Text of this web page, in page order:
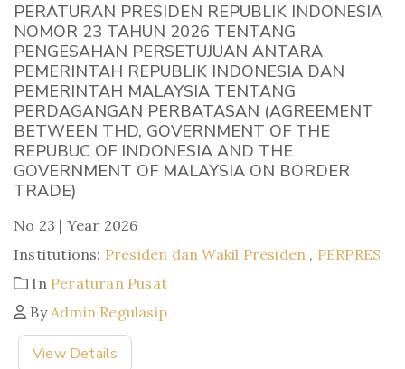
PERATURAN PRESIDEN REPUBLIK INDONESIA
NOMOR 23 TAHUN 2026 TENTANG
PENGESAHAN PERSETUJUAN ANTARA
PEMERINTAH REPUBLIK INDONESIA DAN
PEMERINTAH MALAYSIA TENTANG
PERDAGANGAN PERBATASAN (AGREEMENT
BETWEEN THD, GOVERNMENT OF THE
REPUBUC OF INDONESIA AND THE
GOVERNMENT OF MALAYSIA ON BORDER
TRADE)
No 23 | Year 2026
Institutions: Presiden dan Wakil Presiden , PERPRES
In Peraturan Pusat
ByAdmin Regulasip
View Details